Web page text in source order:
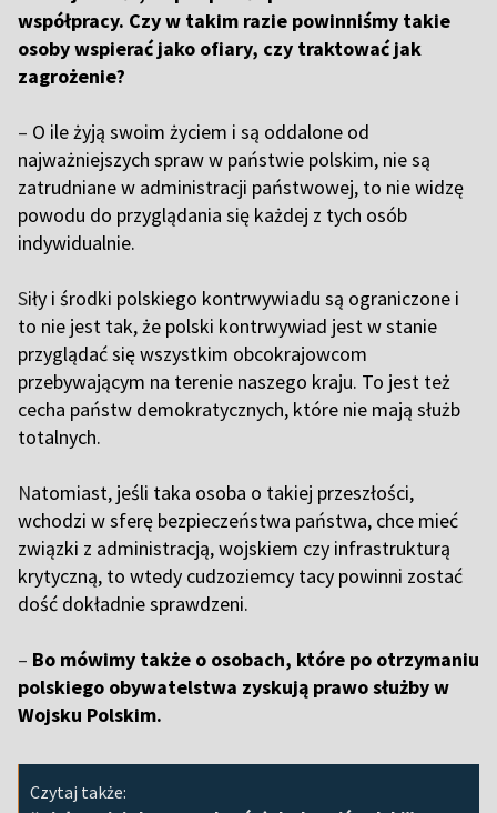
współpracy. Czy w takim razie powinniśmy takie
osoby wspierać jako ofiary, czy traktować jak
zagrożenie?
– O ile żyją swoim życiem i są oddalone od
najważniejszych spraw w państwie polskim, nie są
zatrudniane w administracji państwowej, to nie widzę
powodu do przyglądania się każdej z tych osób
indywidualnie.
Siły i środki polskiego kontrwywiadu są ograniczone i
to nie jest tak, że polski kontrwywiad jest w stanie
przyglądać się wszystkim obcokrajowcom
przebywającym na terenie naszego kraju. To jest też
cecha państw demokratycznych, które nie mają służb
totalnych.
Natomiast, jeśli taka osoba o takiej przeszłości,
wchodzi w sferę bezpieczeństwa państwa, chce mieć
związki z administracją, wojskiem czy infrastrukturą
krytyczną, to wtedy cudzoziemcy tacy powinni zostać
dość dokładnie sprawdzeni.
– Bo mówimy także o osobach, które po otrzymaniu
polskiego obywatelstwa zyskują prawo służby w
Wojsku Polskim.
Czytaj także: